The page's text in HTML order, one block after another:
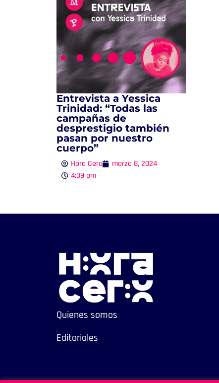
Entrevista a Yessica
Trinidad: “Todas las
campañas de
desprestigio también
pasan por nuestro
cuerpo”
Hora Cero
marzo 8, 2024
4:39 pm
Quienes somos
Editoriales